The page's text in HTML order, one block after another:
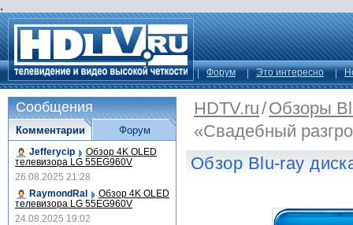
.
Форум Это интересно
HDTV.ru/Обзоры
«Свадебный
Обзор Blu-ray
Сообщения
Комментарии
Jefferycip Обзор 4K OLED
телевизора LG 55EG960V
26.08.2025 21:28
RaymondRal
Обзор 4K OLED
телевизора LG 55EG960V
24.08.2025 19:02
Форум